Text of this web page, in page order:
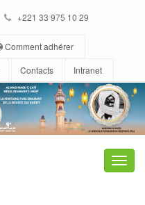
+221 33 975 10 29
Comment adhérer
Contacts Intranet
Toggle